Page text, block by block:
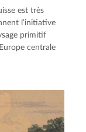
est très
l’initiative
primitif
centrale